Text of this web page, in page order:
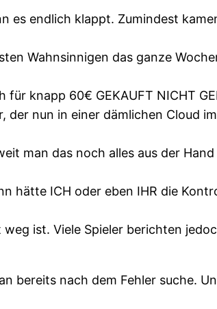
es endlich klappt. Zumindest
Wahnsinnigen das ganze
knapp 60€ GEKAUFT NICHT
nun in einer dämlichen Cloud
man das noch alles aus der
hätte ICH oder eben IHR die
ist. Viele Spieler berichten
bereits nach dem Fehler suche.